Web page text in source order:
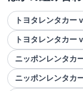
トヨタレンタカー
トヨタレンタカー
ニッポンレンタカ
ニッポンレンタカ